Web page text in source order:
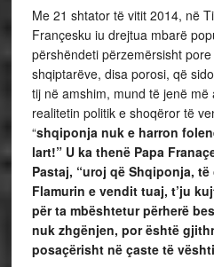
Me 21 shtator të vitit 2014, në
Françesku iu drejtua mbarë
përshëndeti përzemërsisht
shqiptarëve, disa porosi, që
tij në amshim, mund të jenë
realitetin politik e shoqëror të
“shqiponja nuk e harron
lart!” U ka thenë Papa
Pastaj, “uroj që Shqiponja,
Flamurin e vendit tuaj, t’ju
për ta mbështetur përherë
nuk zhgënjen, por është
posaçërisht në çaste të